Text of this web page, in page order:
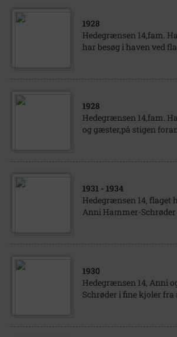
1928
Hedegrænsen 14,fam.
har besøg i haven ved
1928
Hedegrænsen 14,fam.
og gæster,på stigen
1931 - 1934
Hedegrænsen 14, flaget
Anni Hammer-Schrøder
1930
Hedegrænsen 14, Anni
Schrøder i fine kjoler